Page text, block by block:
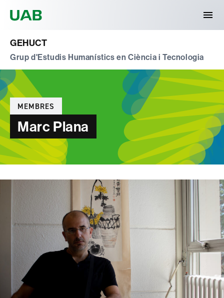
GEHUCT
Grup d'Estudis Humanístics en Ciència i Tecnologia
Categories
MEMBRES
Marc Plana